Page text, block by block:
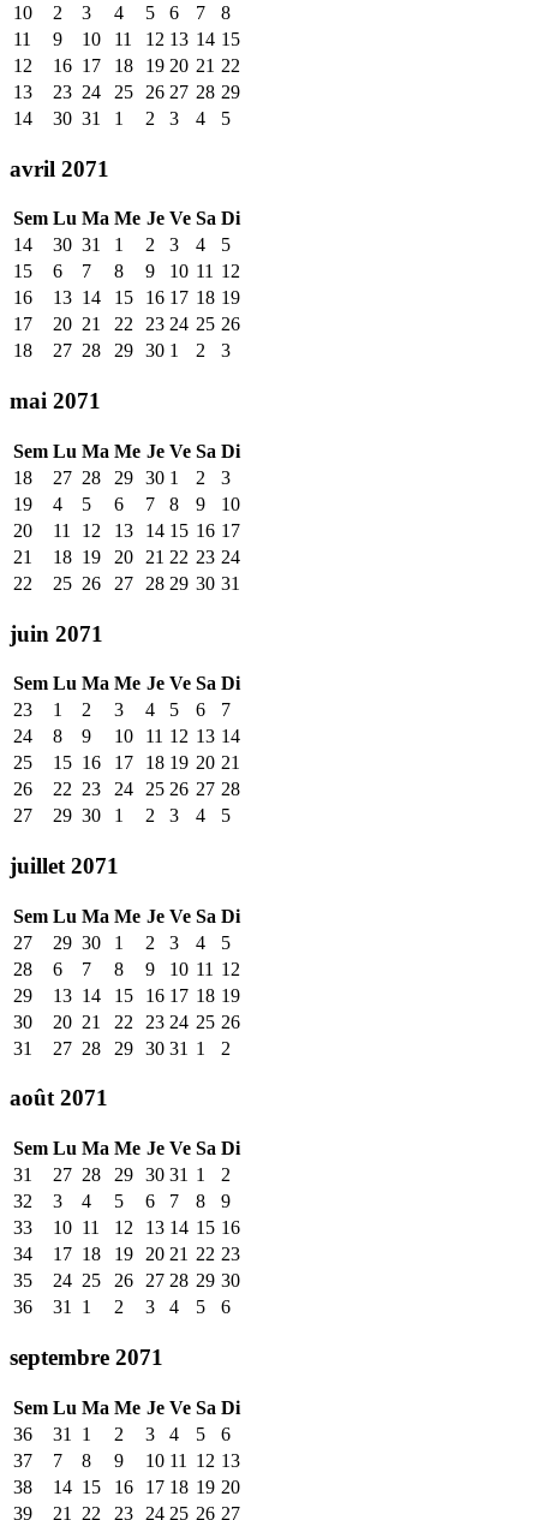
10
2 3 4 5 6 7
8
11
9 10 11 12 13 14 15
12
16 17 18 19 20 21 22
13
23 24 25 26 27 28 29
14
30 31 1 2 3 4 5
avril 2071
Sem Lu Ma Me Je Ve Sa Di
14
30 31 1 2 3 4
5
15
6 7 8 9 10 11 12
16
13 14 15 16 17 18 19
17
20 21 22 23 24 25 26
18
27 28 29 30 1 2 3
mai 2071
Sem Lu Ma Me Je Ve Sa Di
18
27 28 29 30 1 2
3
19
4 5 6 7 8 9
10
20
11 12 13 14 15 16 17
21
18 19 20 21 22 23 24
22
25 26 27 28 29 30 31
juin 2071
Sem Lu Ma Me Je Ve Sa Di
23
1 2 3 4 5 6
7
24
8 9 10 11 12 13 14
25
15 16 17 18 19 20 21
26
22 23 24 25 26 27 28
27
29 30 1 2 3 4 5
juillet 2071
Sem Lu Ma Me Je Ve Sa Di
27
29 30 1 2 3 4
5
28
6 7 8 9 10 11 12
29
13 14 15 16 17 18 19
30
20 21 22 23 24 25 26
31
27 28 29 30 31 1 2
août 2071
Sem Lu Ma Me Je Ve Sa Di
31
27 28 29 30 31 1
2
32
3 4 5 6 7 8
9
33
10 11 12 13 14 15 16
34
17 18 19 20 21 22 23
35
24 25 26 27 28 29 30
36
31 1 2 3 4 5 6
septembre 2071
Sem Lu Ma Me Je Ve Sa Di
36
31 1 2 3 4 5
6
37
7 8 9 10 11 12 13
38
14 15 16 17 18 19 20
39
21 22 23 24 25 26 27